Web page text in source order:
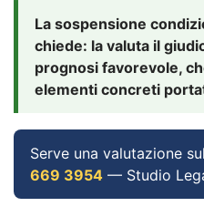
La sospensione
chiede: la valuta il
prognosi favorevole,
elementi concreti
Serve una valutazione
669 3954 — Studio